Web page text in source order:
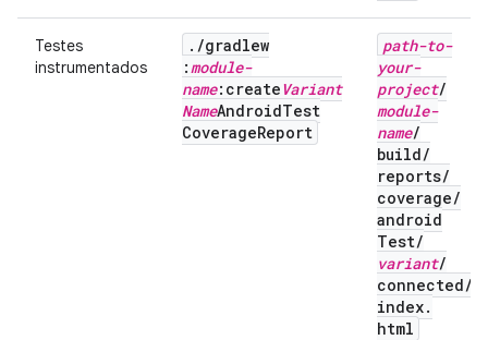
Testes
instrumentados
. /gradlew
:module-
name:createVariant
NameAndroidTest
CoverageReport
path-to-
your-
project/
module-
name/
build/
reports/
coverage/
android
Test/
variant/
connected/
index.
html